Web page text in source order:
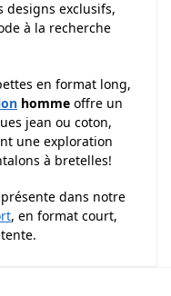
designs exclusifs,
à la recherche
en format long,
homme offre un
jean ou coton,
une exploration
à bretelles!
dans notre
, en format court,